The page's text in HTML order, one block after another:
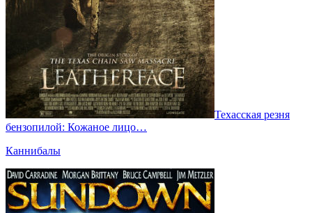
Техасская резня
бензопилой: Кожаное лицо…
Каннибалы